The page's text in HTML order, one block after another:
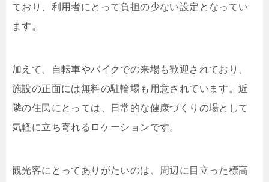
ており、利用者にとって負担の少ない設定となってい
ます。
加えて、自転車やバイクでの来場も歓迎されており、
施設の正面には無料の駐輪場も用意されています。近
隣の住民にとっては、日常的な健康づくりの場として
気軽に立ち寄れるロケーションです。
観光客にとってありがたいのは、周辺に目立った標高